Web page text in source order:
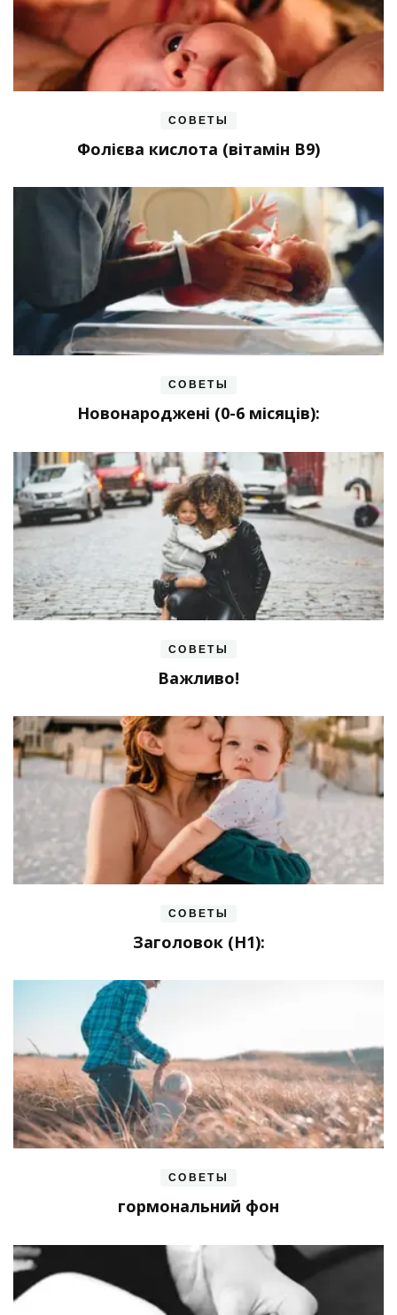
СОВЕТЫ
Фолієва кислота (вітамін В9)
СОВЕТЫ
Новонароджені (0-6 місяців):
СОВЕТЫ
Важливо!
СОВЕТЫ
Заголовок (H1):
СОВЕТЫ
гормональний фон